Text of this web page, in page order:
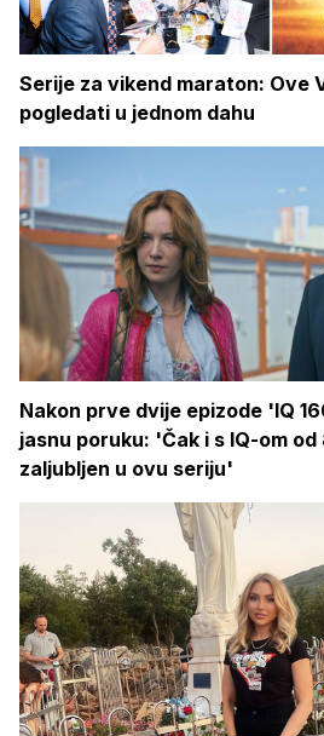
Serije za vikend maraton: Ove
pogledati u jednom dahu
Nakon prve dvije epizode 'IQ
jasnu poruku: 'Čak i s IQ-om
zaljubljen u ovu seriju'